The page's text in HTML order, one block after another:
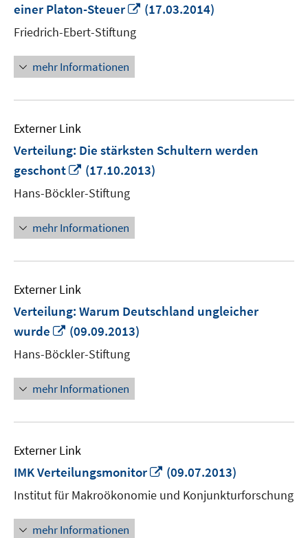
einer Platon-Steuer
In
(17.03.2014)
Friedrich-Ebert-Stiftung
mehr Informationen
Externer Link
Verteilung: Die stärksten Schultern werden
geschont
In
neuem
Fenster
öffnen
(17.10.2013)
Hans-Böckler-Stiftung
mehr Informationen
Externer Link
Verteilung: Warum Deutschland ungleicher
wurde
In
neuem
Fenster
öffnen
(09.09.2013)
Hans-Böckler-Stiftung
mehr Informationen
Externer Link
IMK Verteilungsmonitor
In
neuem
Fenster
(09.07.2013)
Institut für Makroökonomie und Konjunkturforschung
mehr Informationen